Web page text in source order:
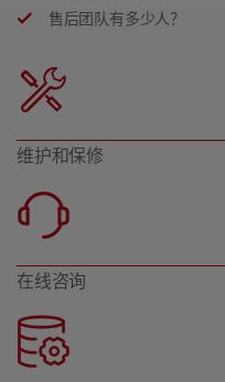
售后团队有多少人？
维护和保修
在线咨询